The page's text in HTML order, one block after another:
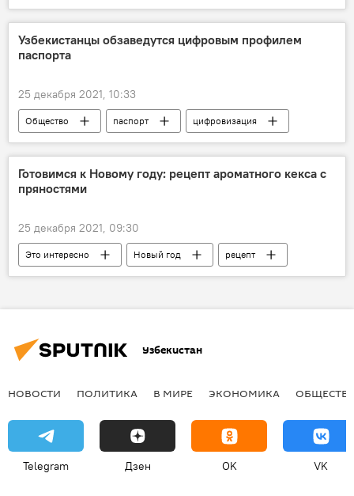
топливо
Узбекистанцы обзаведутся цифровым профилем
паспорта
25 декабря 2021, 10:33
Общество паспорт цифровизация
Готовимся к Новому году: рецепт ароматного кекса с
пряностями
25 декабря 2021, 09:30
Это интересно Новый год рецепт
Узбекистан
НОВОСТИ ПОЛИТИКА В МИРЕ ЭКОНОМИКА
Telegram Дзен OK VK